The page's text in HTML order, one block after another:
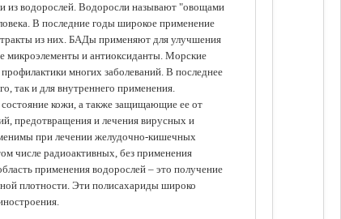
из водорослей. Водоросли называют "овощами
В последние годы широкое применение
из них. БАДы применяют для улучшения
микроэлементы и антиоксиданты. Морские
многих заболеваний. В последнее
так и для внутреннего применения.
кожи, а также защищающие ее от
предотвращения и лечения вирусных и
при лечении желудочно-кишечных
числе радиоактивных, без применения
применения водорослей – это получение
плотности. Эти полисахариды широко